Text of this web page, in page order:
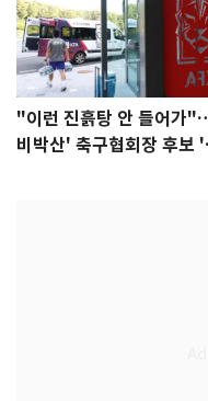
"이런 진흙탕 안 들어가
비박산' 축구협회장 후보